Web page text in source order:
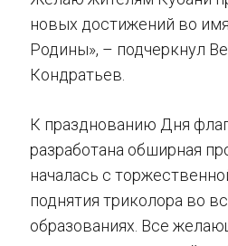
новых достижений во
Родины», – подчеркнул
Кондратьев.
К празднованию Дня
разработана обширная
началась с
поднятия триколора во
образованиях. Все